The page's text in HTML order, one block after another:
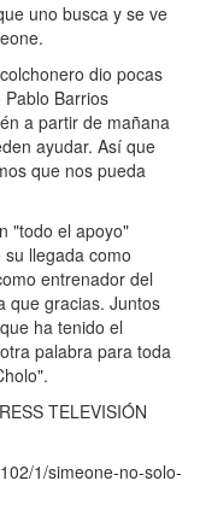
uno busca y se ve
dio pocas
Barrios
a partir de mañana
ayudar. Así que
que nos pueda
"todo el apoyo"
llegada como
entrenador del
que gracias. Juntos
ha tenido el
palabra para toda
TELEVISIÓN
1/simeone-no-solo-